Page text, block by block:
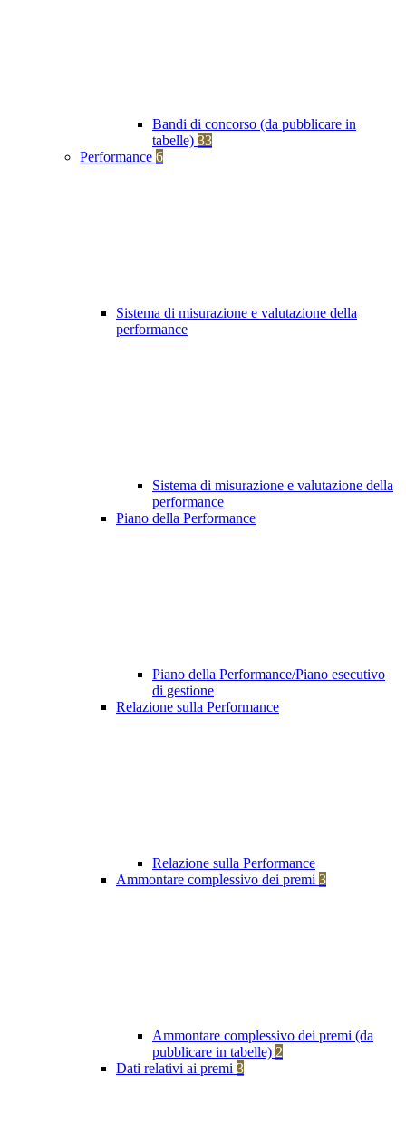
Bandi di concorso (da pubblicare in
tabelle) 33
Performance 6
Sistema di misurazione e valutazione della
performance
Sistema di misurazione e valutazione della
performance
Piano della Performance
Piano della Performance/Piano esecutivo
di gestione
Relazione sulla Performance
Relazione sulla Performance
Ammontare complessivo dei premi 3
Ammontare complessivo dei premi (da
pubblicare in tabelle) 2
Dati relativi ai premi 3